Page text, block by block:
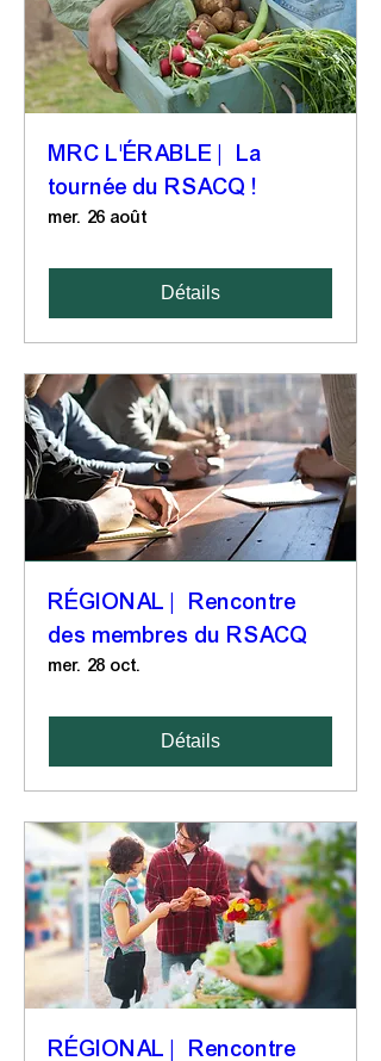
MRC L'ÉRABLE | La
tournée du RSACQ !
mer. 26 août
Détails
RÉGIONAL | Rencontre
des membres du RSACQ
mer. 28 oct.
Détails
RÉGIONAL | Rencontre